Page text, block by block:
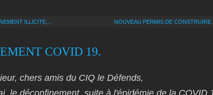
ILLICITE,... NOUVEAU PERMIS DE
COVID 19.
chers amis du CIQ le Défends,
le déconfinement, suite à l'épidémie de la COVID